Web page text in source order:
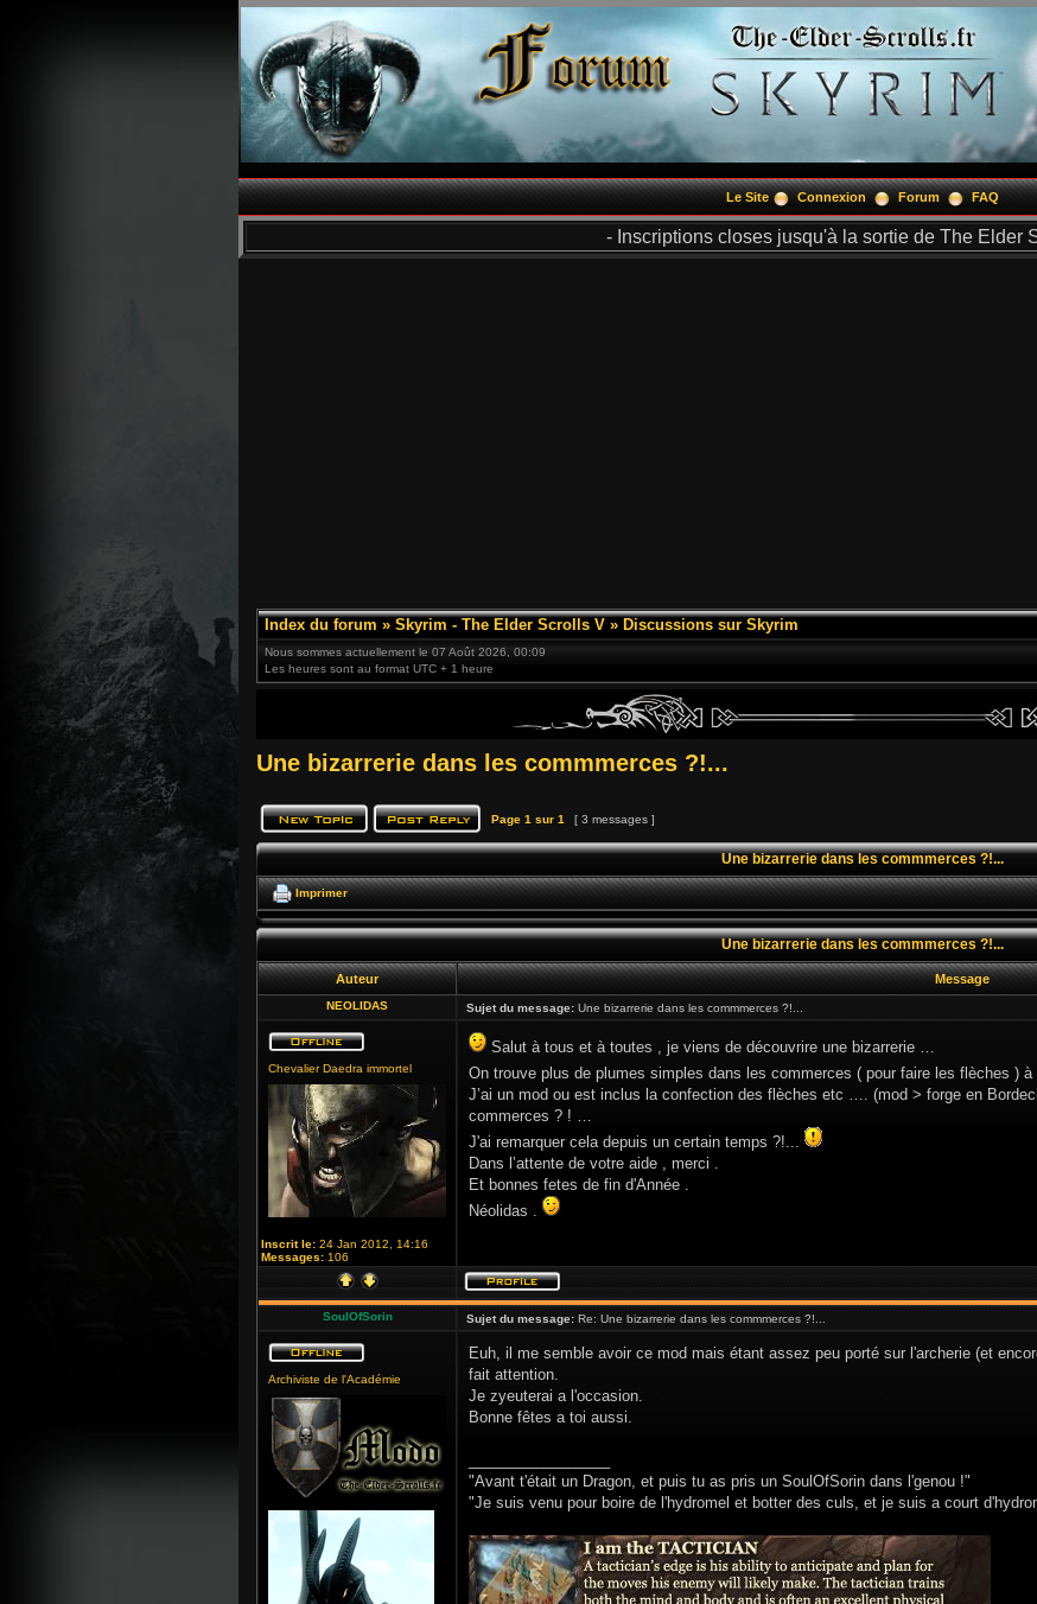
Le Site Connexion Forum FAQ
- Inscriptions closes jusqu'à la sortie de The Elder
Index du forum » Skyrim - The Elder Scrolls V » Discussions sur Skyrim
Nous sommes actuellement le 07 Août 2026, 00:09
Les heures sont au format UTC + 1 heure
Une bizarrerie dans les commmerces ?!...
Page 1 sur 1 [ 3 messages ]
Une bizarrerie dans les commmerces ?!...
Imprimer
Une bizarrerie dans les commmerces ?!...
Auteur Message
NEOLIDAS Sujet du message: Une bizarrerie dans les commmerces ?!...
Chevalier Daedra immortel
Inscrit le: 24 Jan 2012, 14:16
Messages: 106
Salut à tous et à toutes , je viens de découvrire une bizarrerie …
On trouve plus de plumes simples dans les commerces ( pour faire les flèches )
J’ai un mod ou est inclus la confection des flèches etc …. (mod > forge en
commerces ? ! …
J'ai remarquer cela depuis un certain temps ?!...
Dans l’attente de votre aide , merci .
Et bonnes fetes de fin d'Année .
Néolidas .
SoulOfSorin Sujet du message: Re: Une bizarrerie dans les commmerces ?!...
Archiviste de l'Académie
Euh, il me semble avoir ce mod mais étant assez peu porté sur l'archerie (et
fait attention.
Je zyeuterai a l'occasion.
Bonne fêtes a toi aussi.
"Avant t'était un Dragon, et puis tu as pris un SoulOfSorin dans l'genou !"
"Je suis venu pour boire de l'hydromel et botter des culs, et je suis a court